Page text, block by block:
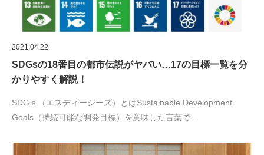
2021.04.22
SDGsの18番目の都市伝説がヤバい…17の目標一覧を分
かりやすく解説！
SDGｓ（エスディーシーズ）とはSustainable Development
Goals（持続可能な開発目標）を意味した言葉で…